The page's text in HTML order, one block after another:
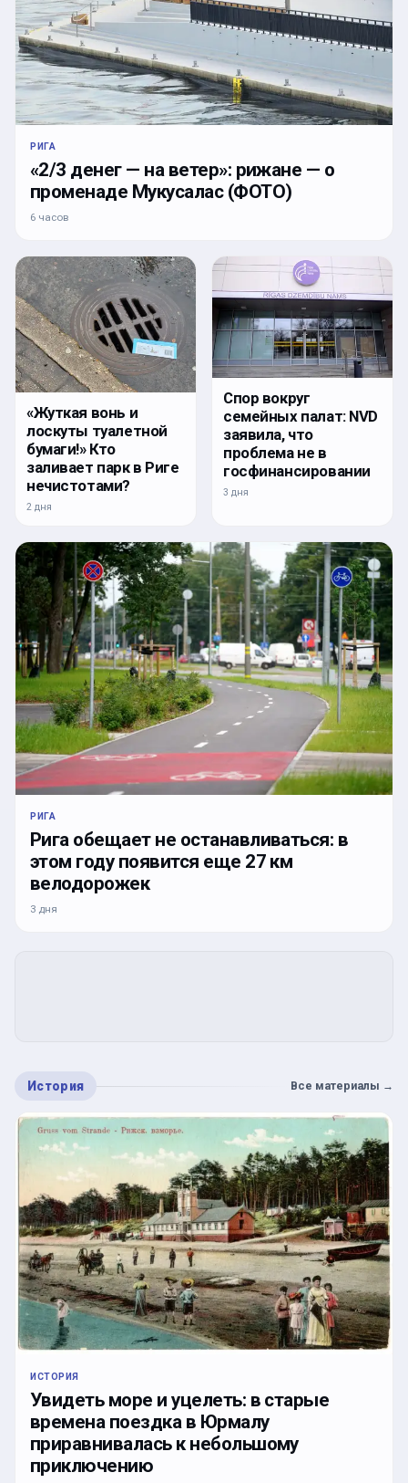
РИГА
«2/3 денег — на ветер»: рижане — о
променаде Мукусалас (ФОТО)
6 часов
«Жуткая вонь и
лоскуты туалетной
бумаги!» Кто
заливает парк в Риге
нечистотами?
2 дня
Спор вокруг
семейных палат: NVD
заявила, что
проблема не в
госфинансировании
3 дня
РИГА
Рига обещает не останавливаться: в
этом году появится еще 27 км
велодорожек
3 дня
История Все материалы →
ИСТОРИЯ
Увидеть море и уцелеть: в старые
времена поездка в Юрмалу
приравнивалась к небольшому
приключению